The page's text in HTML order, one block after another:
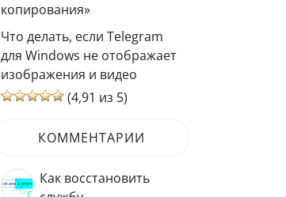
копирования»
Что делать, если Telegram
для Windows не отображает
изображения и видео
(4,91 из 5)
КОММЕНТАРИИ
Как восстановить